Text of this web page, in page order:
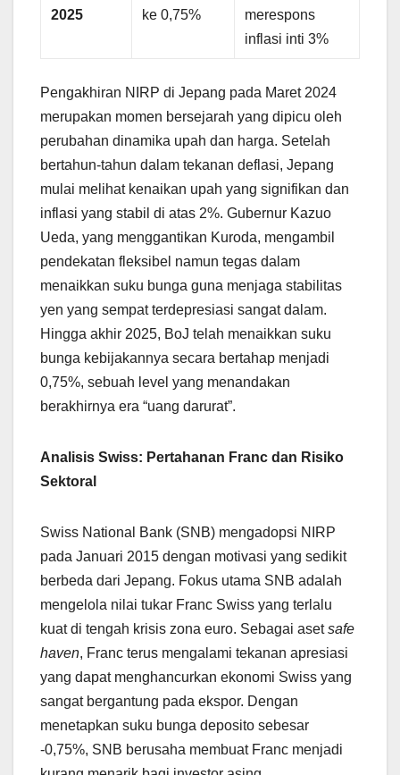
2025
ke 0,75%
merespons
inflasi inti 3%
Pengakhiran NIRP di Jepang pada Maret 2024
merupakan momen bersejarah yang dipicu oleh
perubahan dinamika upah dan harga. Setelah
bertahun-tahun dalam tekanan deflasi, Jepang
mulai melihat kenaikan upah yang signifikan dan
inflasi yang stabil di atas 2%. Gubernur Kazuo
Ueda, yang menggantikan Kuroda, mengambil
pendekatan fleksibel namun tegas dalam
menaikkan suku bunga guna menjaga stabilitas
yen yang sempat terdepresiasi sangat dalam.
Hingga akhir 2025, BoJ telah menaikkan suku
bunga kebijakannya secara bertahap menjadi
0,75%, sebuah level yang menandakan
berakhirnya era “uang darurat”.
Analisis Swiss: Pertahanan Franc dan Risiko
Sektoral
Swiss National Bank (SNB) mengadopsi NIRP
pada Januari 2015 dengan motivasi yang sedikit
berbeda dari Jepang. Fokus utama SNB adalah
mengelola nilai tukar Franc Swiss yang terlalu
kuat di tengah krisis zona euro. Sebagai asetsafe
haven, Franc terus mengalami tekanan apresiasi
yang dapat menghancurkan ekonomi Swiss yang
sangat bergantung pada ekspor. Dengan
menetapkan suku bunga deposito sebesar
-0,75%, SNB berusaha membuat Franc menjadi